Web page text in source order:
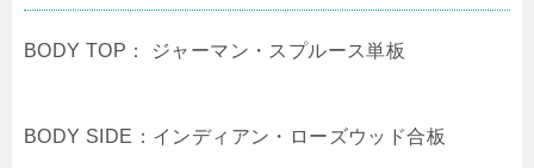
BODY TOP： ジャーマン・スプルース単板
BODY SIDE：インディアン・ローズウッド合板